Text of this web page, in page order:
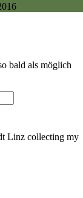
bald als möglich
Linz collecting my